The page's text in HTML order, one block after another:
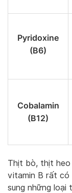
Pyridoxine
(B6)
Cobalamin
(B12)
Thịt bò, thịt heo
vitamin B rất có
sung những loại